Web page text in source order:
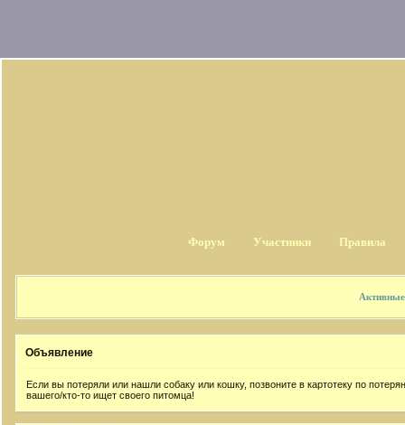
Форум Участники Правила
Объявление
Если вы потеряли или нашли собаку или кошку, позвоните в картотеку по
вашего/кто-то ищет своего питомца!